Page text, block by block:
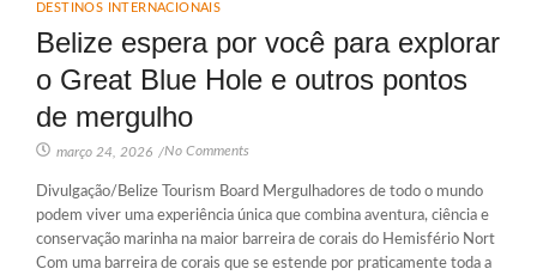
DESTINOS INTERNACIONAIS
Belize espera por você para explorar
o Great Blue Hole e outros pontos
de mergulho
março 24, 2026 /No Comments
Divulgação/Belize Tourism Board Mergulhadores de todo o mundo
podem viver uma experiência única que combina aventura, ciência e
conservação marinha na maior barreira de corais do Hemisfério Nort
Com uma barreira de corais que se estende por praticamente toda a